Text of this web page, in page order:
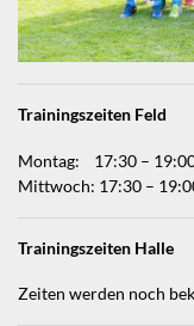
Trainingszeiten Feld
Montag: 17:30 –
Mittwoch: 17:30 –
Trainingszeiten Halle
Zeiten werden noch